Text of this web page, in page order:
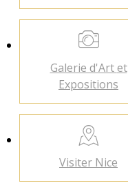
Galerie d'Artet
Expositions
Visiter Nice